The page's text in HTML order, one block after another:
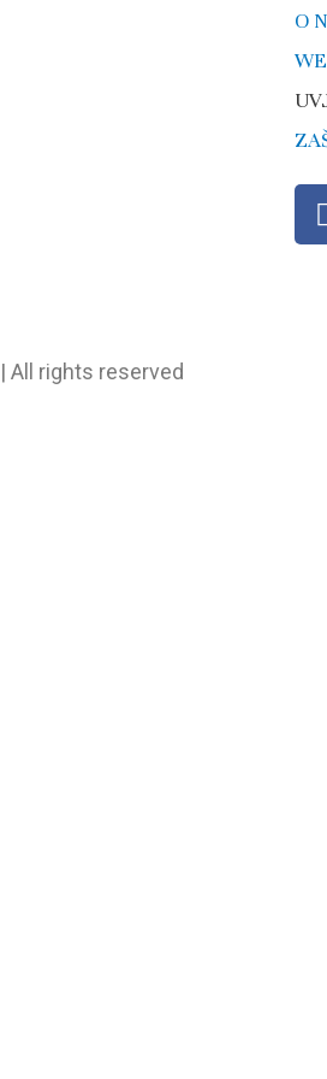
O
| All rights reserved